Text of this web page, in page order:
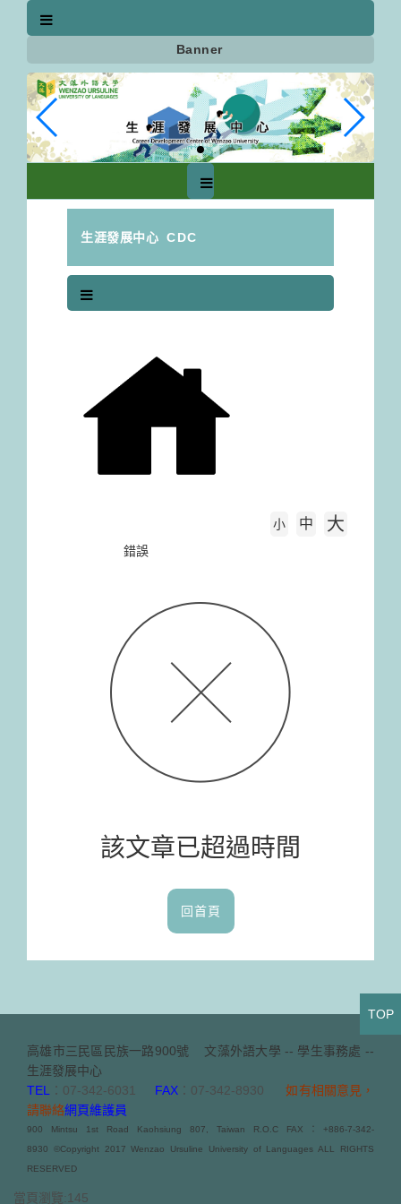
Banner
生涯發展中心 CDC
錯誤
小 中 大
該文章已超過時間
回首頁
高雄市三民區民族一路900號
文藻外語大學 -- 學生事務處 --
生涯發展中心
TEL
：07-342-6031 FAX：07-342-8930
如有相關意見，
請聯絡網頁維護員
900 Mintsu 1st Road Kaohsiung 807, Taiwan R.O.C FAX：+886-7-342-
8930 ©Copyright 2017 Wenzao Ursuline University of Languages ALL RIGHTS
RESERVED
當頁瀏覽:145
TOP